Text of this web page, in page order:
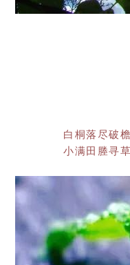
白桐落尽破
小满田塍寻